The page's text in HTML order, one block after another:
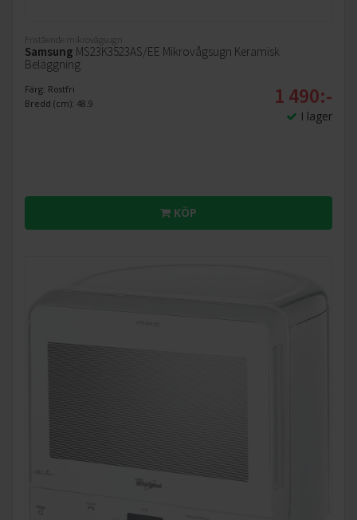
Fristående mikrovågsugn
Samsung MS23K3523AS/EE Mikrovågsugn Keramisk
Beläggning
Färg: Rostfri
Bredd (cm): 48.9
1 490:-
I lager
KÖP